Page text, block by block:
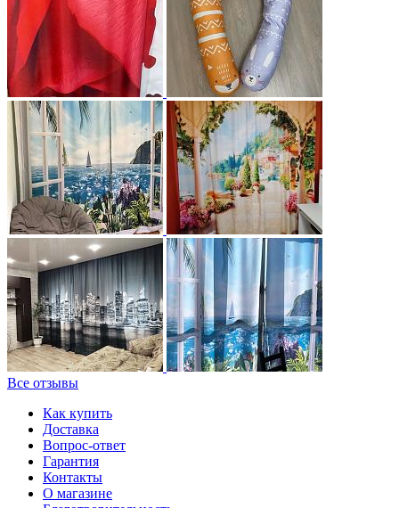
Все отзывы
Как купить
Доставка
Вопрос-ответ
Гарантия
Контакты
О магазине